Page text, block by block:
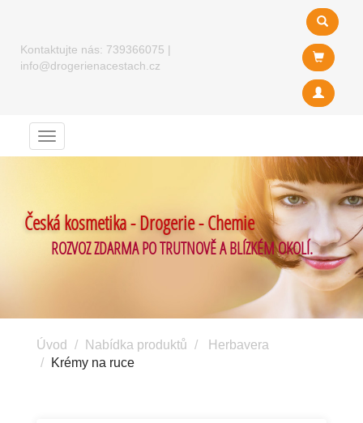
Kontaktujte nás: 739366075 |
info@drogerienacestach.cz
Menu
Česká kosmetika - Drogerie - Chemie
ROZVOZ ZDARMA PO TRUTNOVĚ A BLÍZKÉM OKOLÍ.
Úvod Nabídka produktů
Herbavera
Krémy na ruce